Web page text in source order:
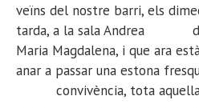
veïns del nostre barri, els
tarda, a la sala Andrea de
Maria Magdalena, i que ara
anar a passar una estona
convivència, tota aquella